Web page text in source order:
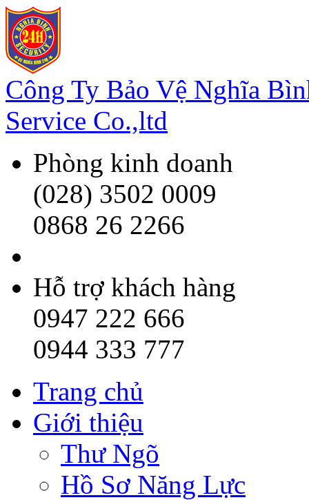
Công Ty Bảo Vệ Nghĩa
Service Co.,ltd
Phòng kinh doanh
(028) 3502 0009
0868 26 2266
Hỗ trợ khách hàng
0947 222 666
0944 333 777
Trang chủ
Giới thiệu
Thư Ngõ
Hồ Sơ Năng Lực